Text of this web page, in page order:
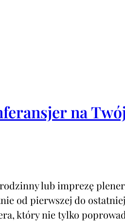
na
lub imprezę
od pierwszej do
który nie tylko